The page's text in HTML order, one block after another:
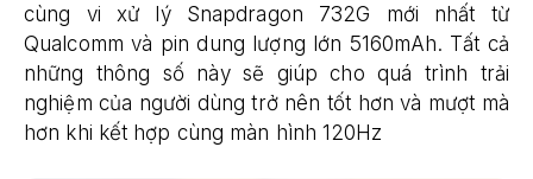
cùng vi xử lý Snapdragon 732G mới nhất từ
Qualcomm và pin dung lượng lớn 5160mAh. Tất cả
những thông số này sẽ giúp cho quá trình trải
nghiệm của người dùng trở nên tốt hơn và mượt mà
hơn khi kết hợp cùng màn hình 120Hz